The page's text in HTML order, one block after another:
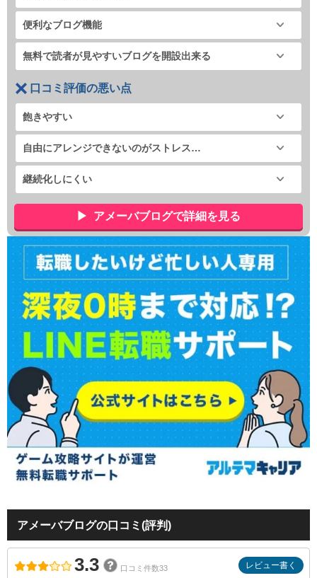
便利なブログ機能
無料で読者が見やすいブログを開設出来る
口コミ評価の悪い点
飽きやすい
自由にアレンジできないのがストレス…
継続化しにくい
アメーバブログで詳細を見る
アメーバブログの口コミ(評判)
3.3 口コミ件数33 レビュー書く